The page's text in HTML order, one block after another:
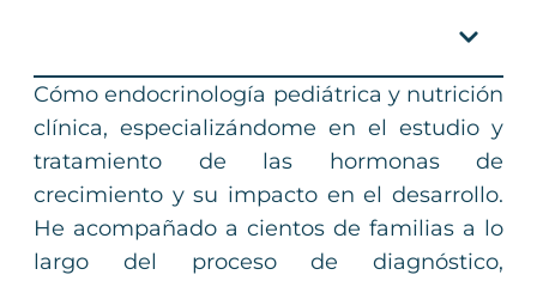
Cómo endocrinología pediátrica y nutrición
clínica, especializándome en el estudio y
tratamiento de las hormonas de
crecimiento y su impacto en el desarrollo.
He acompañado a cientos de familias a lo
largo del proceso de diagnóstico,